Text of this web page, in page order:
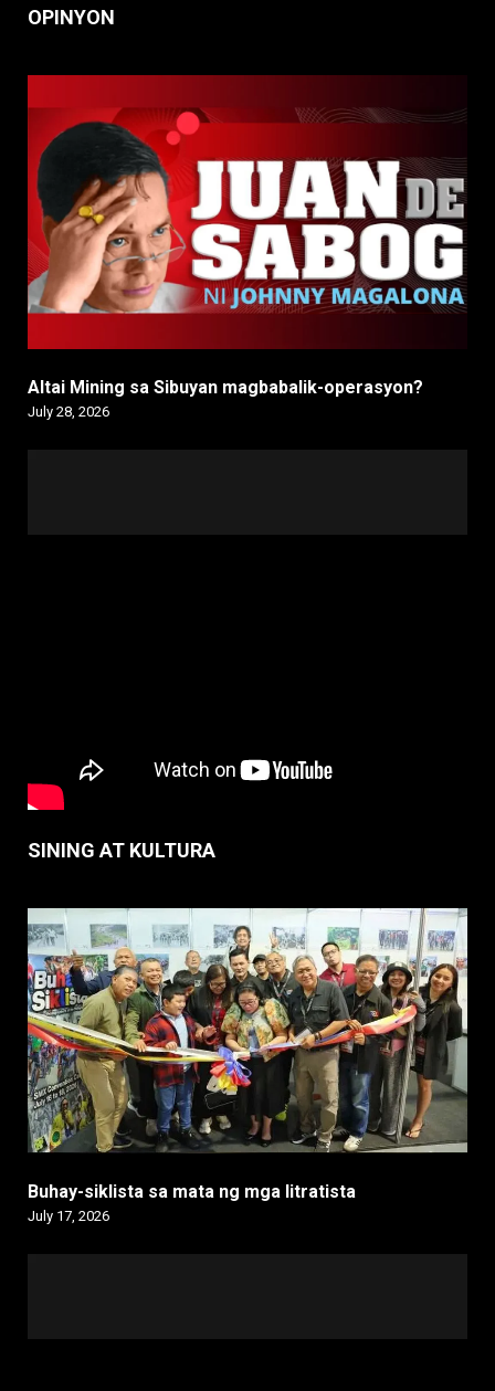
OPINYON
Altai Mining sa Sibuyan magbabalik-operasyon?
July 28, 2026
SINING AT KULTURA
Buhay-siklista sa mata ng mga litratista
July 17, 2026